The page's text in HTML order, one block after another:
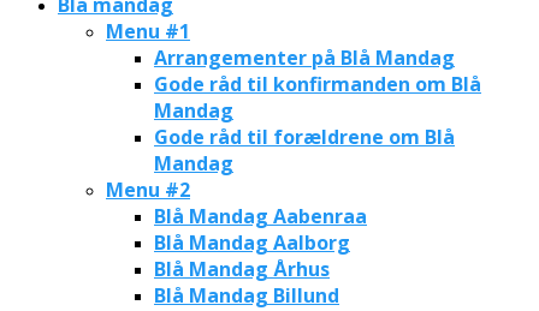
Menu #1
Arrangementer på Blå Mandag
Gode råd til konfirmanden om Blå
Mandag
Gode råd til forældrene om Blå
Mandag
Menu #2
Blå Mandag Aabenraa
Blå Mandag Aalborg
Blå Mandag Århus
Blå Mandag Billund